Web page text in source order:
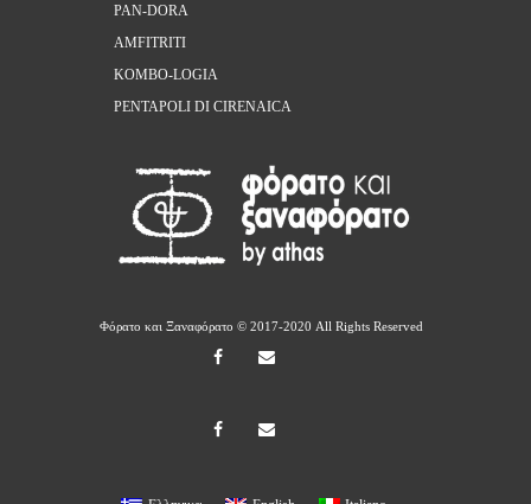
PAN-DORA
AMFITRITI
KOMBO-LOGIA
PENTAPOLI DI CIRENAICA
Φόρατο και Ξαναφόρατο © 2017-2020 All Rights Reserved